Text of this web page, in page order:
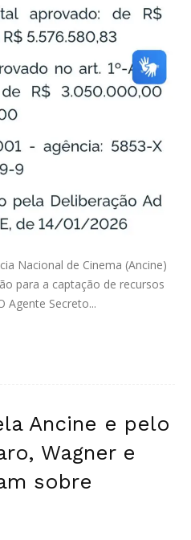
Nacional de Cinema (Ancine)
para a captação de recursos
Agente Secreto...
Ancine e pelo
Wagner e
sobre